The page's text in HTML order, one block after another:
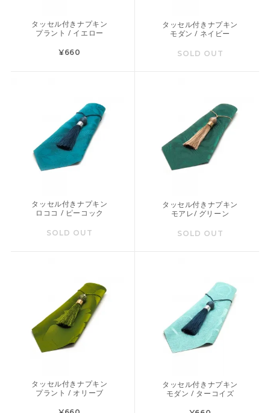
タッセル付きナプキン
プラント / イエロー
¥660
タッセル付きナプキン
モダン / ネイビー
SOLD OUT
タッセル付きナプキン
ロココ / ピーコック
SOLD OUT
タッセル付きナプキン
モアレ/ グリーン
SOLD OUT
タッセル付きナプキン
プラント / オリーブ
タッセル付きナプキン
モダン / ターコイズ